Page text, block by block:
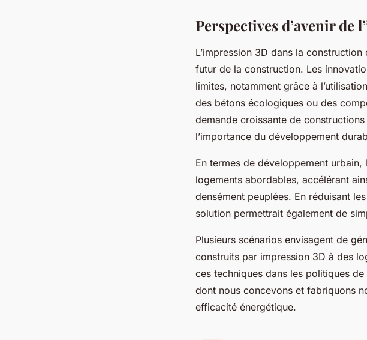
Perspectives d’avenir de
L’impression 3D dans la
futur de la construction. Les
limites, notamment grâce à
des bétons écologiques ou des
demande croissante de
l’importance du développement
En termes de développement
logements abordables, accélérant
densément peuplées. En réduisant
solution permettrait également de
Plusieurs scénarios envisagent de
construits par impression 3D à des
ces techniques dans les politiques
dont nous concevons et fabriquons
efficacité énergétique.